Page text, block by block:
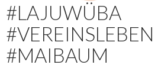
#LAJUWÜBA
#VEREINSLEBEN
#MAIBAUM